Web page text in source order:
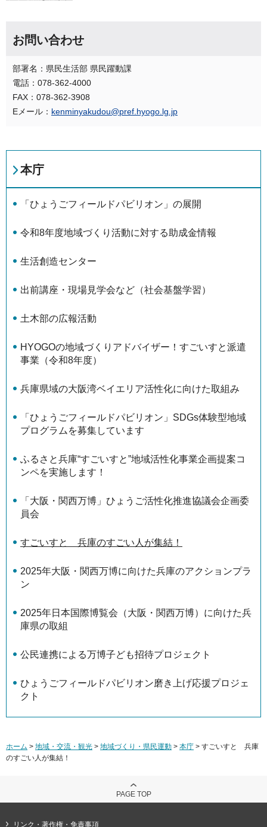
お問い合わせ
部署名：県民生活部 県民躍動課
電話：078-362-4000
FAX：078-362-3908
Eメール： kenminyakudou@pref.hyogo.lg.jp
本庁
「ひょうごフィールドパビリオン」の展開
令和8年度地域づくり活動に対する助成金情報
生活創造センター
出前講座・現場見学会など（社会基盤学習）
土木部の広報活動
HYOGOの地域づくりアドバイザー！すごいすと派遣
事業（令和8年度）
兵庫県域の大阪湾ベイエリア活性化に向けた取組み
「ひょうごフィールドパビリオン」SDGs体験型地域
プログラムを募集しています
ふるさと兵庫“すごいすと”地域活性化事業企画提案コ
ンペを実施します！
「大阪・関西万博」ひょうご活性化推進協議会企画委
員会
すごいすと 兵庫のすごい人が集結！
2025年大阪・関西万博に向けた兵庫のアクションプラ
ン
2025年日本国際博覧会（大阪・関西万博）に向けた兵
庫県の取組
公民連携による万博子ども招待プロジェクト
ひょうごフィールドパビリオン磨き上げ応援プロジェ
クト
ホーム > 地域・交流・観光 > 地域づくり・県民運動 > 本庁 > すごいすと 兵庫
のすごい人が集結！
PAGE TOP
リンク・著作権・免責事項